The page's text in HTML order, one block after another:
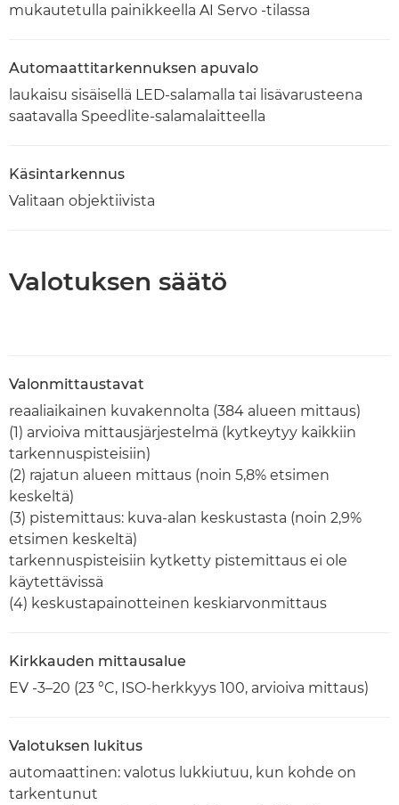
mukautetulla painikkeella AI Servo -tilassa
Automaattitarkennuksen apuvalo
laukaisu sisäisellä LED-salamalla tai lisävarusteena
saatavalla Speedlite-salamalaitteella
Käsintarkennus
Valitaan objektiivista
Valotuksen säätö
Valonmittaustavat
reaaliaikainen kuvakennolta (384 alueen mittaus)
(1) arvioiva mittausjärjestelmä (kytkeytyy kaikkiin
tarkennuspisteisiin)
(2) rajatun alueen mittaus (noin 5,8% etsimen
keskeltä)
(3) pistemittaus: kuva-alan keskustasta (noin 2,9%
etsimen keskeltä)
tarkennuspisteisiin kytketty pistemittaus ei ole
käytettävissä
(4) keskustapainotteinen keskiarvonmittaus
Kirkkauden mittausalue
EV -3–20 (23 °C, ISO-herkkyys 100, arvioiva mittaus)
Valotuksen lukitus
automaattinen: valotus lukkiutuu, kun kohde on
tarkentunut